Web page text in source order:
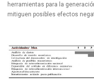
herramientas para la
mitiguen posibles efectos